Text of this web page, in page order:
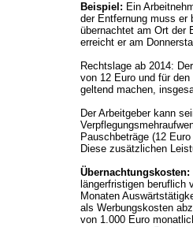
Beispiel: Ein
der Entfernung muss er
übernachtet am Ort der
erreicht er am
Rechtslage ab 2014:
von 12 Euro und für
geltend machen,
Der Arbeitgeber kann
Pauschbeträge (12
Diese zusätzlichen
Übernachtungskosten:
längerfristigen beruflich
Monaten
als Werbungskosten
von 1.000 Euro